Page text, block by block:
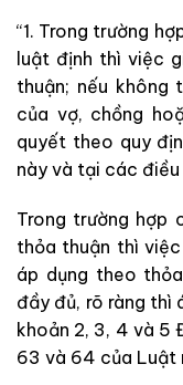
“1. Trong trường
luật định thì việc
thuận; nếu không
của vợ, chồng
quyết theo quy
này và tại các
Trong trường hợp
thỏa thuận thì
áp dụng theo
đầy đủ, rõ ràng thì
khoản 2, 3, 4 và 5
63 và 64 của Luật